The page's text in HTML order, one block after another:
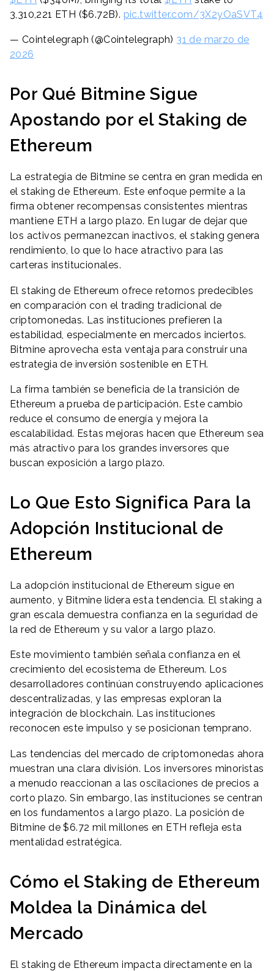
3,310,221 ETH ($6.72B). pic.twitter.com/3X2yOaSVT4
— Cointelegraph (@Cointelegraph) 31 de marzo de
2026
Por Qué Bitmine Sigue
Apostando por el Staking de
Ethereum
La estrategia de Bitmine se centra en gran medida en
el staking de Ethereum. Este enfoque permite a la
firma obtener recompensas consistentes mientras
mantiene ETH a largo plazo. En lugar de dejar que
los activos permanezcan inactivos, el staking genera
rendimiento, lo que lo hace atractivo para las
carteras institucionales.
El staking de Ethereum ofrece retornos predecibles
en comparación con el trading tradicional de
criptomonedas. Las instituciones prefieren la
estabilidad, especialmente en mercados inciertos.
Bitmine aprovecha esta ventaja para construir una
estrategia de inversión sostenible en ETH.
La firma también se beneficia de la transición de
Ethereum a prueba de participación. Este cambio
reduce el consumo de energía y mejora la
escalabilidad. Estas mejoras hacen que Ethereum sea
más atractivo para los grandes inversores que
buscan exposición a largo plazo.
Lo Que Esto Significa Para la
Adopción Institucional de
Ethereum
La adopción institucional de Ethereum sigue en
aumento, y Bitmine lidera esta tendencia. El staking a
gran escala demuestra confianza en la seguridad de
la red de Ethereum y su valor a largo plazo.
Este movimiento también señala confianza en el
crecimiento del ecosistema de Ethereum. Los
desarrolladores continúan construyendo aplicaciones
descentralizadas, y las empresas exploran la
integración de blockchain. Las instituciones
reconocen este impulso y se posicionan temprano.
Las tendencias del mercado de criptomonedas ahora
muestran una clara división. Los inversores minoristas
a menudo reaccionan a las oscilaciones de precios a
corto plazo. Sin embargo, las instituciones se centran
en los fundamentos a largo plazo. La posición de
Bitmine de $6.72 mil millones en ETH refleja esta
mentalidad estratégica.
Cómo el Staking de Ethereum
Moldea la Dinámica del
Mercado
El staking de Ethereum impacta directamente en la